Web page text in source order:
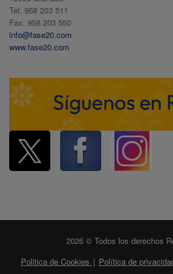
Tel: 958 203 511
Fax: 958 203 550
info@fase20.com
www.fase20.com
2026 © Todos los derechos
Politica de Cookies | Política de